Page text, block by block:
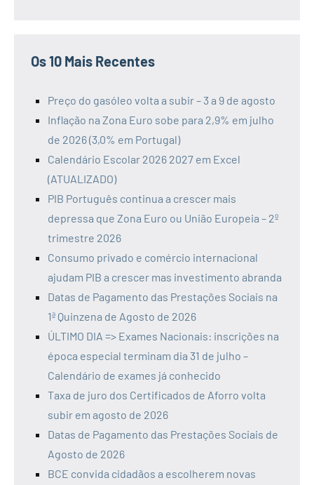
Os 10 Mais Recentes
Preço do gasóleo volta a subir – 3 a 9 de agosto
Inflação na Zona Euro sobe para 2,9% em julho
de 2026 (3,0% em Portugal)
Calendário Escolar 2026 2027 em Excel
(ATUALIZADO)
PIB Português continua a crescer mais
depressa que Zona Euro ou União Europeia – 2º
trimestre 2026
Consumo privado e comércio internacional
ajudam PIB a crescer mas investimento abranda
Datas de Pagamento das Prestações Sociais na
1ª Quinzena de Agosto de 2026
ÚLTIMO DIA => Exames Nacionais: inscrições na
época especial terminam dia 31 de julho –
Calendário de exames já conhecido
Taxa de juro dos Certificados de Aforro volta
subir em agosto de 2026
Datas de Pagamento das Prestações Sociais de
Agosto de 2026
BCE convida cidadãos a escolherem novas